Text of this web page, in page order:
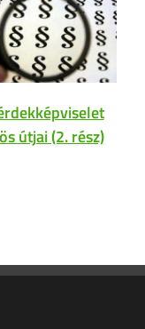
útjai (2. rész)